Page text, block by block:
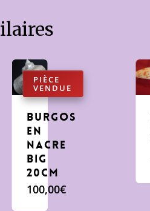
BURGOS
EN
NACRE
big
20cm
100,00€